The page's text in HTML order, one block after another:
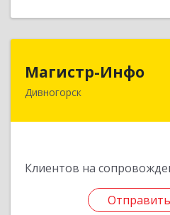
Магистр-Инфо
Дивногорск
Клиентов на
663090